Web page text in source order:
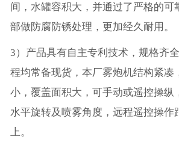
间，水罐容积大，并通过了严格的可
部做防腐防锈处理，更加经久耐用。
3）产品具有自主专利技术，规格齐
程均常备现货，本厂雾炮机结构紧凑
小，覆盖面积大，可手动或遥控操纵
水平旋转及喷雾角度，远程遥控操作
上。